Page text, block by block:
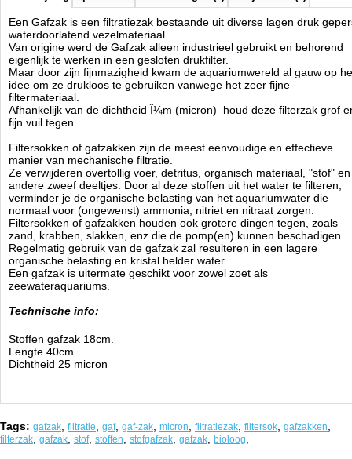
Een Gafzak is een filtratiezak bestaande uit diverse lagen druk
waterdoorlatend vezelmateriaal.
Van origine werd de Gafzak alleen industrieel gebruikt en behorend
eigenlijk te werken in een gesloten drukfilter.
Maar door zijn fijnmazigheid kwam de aquariumwereld al gauw op
idee om ze drukloos te gebruiken vanwege het zeer fijne
filtermateriaal.
Afhankelijk van de dichtheid Î¼m (micron) houd deze filterzak grof
fijn vuil tegen.
Filtersokken of gafzakken zijn de meest eenvoudige en effectieve
manier van mechanische filtratie.
Ze verwijderen overtollig voer, detritus, organisch materiaal, "stof" en
andere zweef deeltjes. Door al deze stoffen uit het water te filteren,
verminder je de organische belasting van het aquariumwater die
normaal voor (ongewenst) ammonia, nitriet en nitraat zorgen.
Filtersokken of gafzakken houden ook grotere dingen tegen, zoals
zand, krabben, slakken, enz die de pomp(en) kunnen beschadigen.
Regelmatig gebruik van de gafzak zal resulteren in een lagere
organische belasting en kristal helder water.
Een gafzak is uitermate geschikt voor zowel zoet als
zeewateraquariums.
Technische info:
Stoffen gafzak 18cm.
Lengte 40cm
Dichtheid 25 micron
Tags: gafzak filtratie gaf, gaf-zak micron filtratiezak filtersok gafzakken
filterzak gafzak stof, stoffen stofgafzak gafzak bioloog